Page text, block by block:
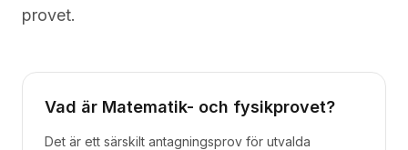
provet.
Vad är Matematik- och fysikprovet?
Det är ett särskilt antagningsprov för utvalda